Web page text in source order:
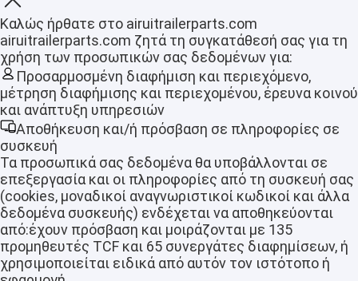
Καλώς ήρθατε στο airuitrailerparts.com
airuitrailerparts.com ζητά τη συγκατάθεσή σας για τη
χρήση των προσωπικών σας δεδομένων για:
Προσαρμοσμένη διαφήμιση και περιεχόμενο,
μέτρηση διαφήμισης και περιεχομένου, έρευνα κοινού
και ανάπτυξη υπηρεσιών
Αποθήκευση και/ή πρόσβαση σε πληροφορίες σε
συσκευή
Τα προσωπικά σας δεδομένα θα υποβάλλονται σε
επεξεργασία και οι πληροφορίες από τη συσκευή σας
(cookies, μοναδικοί αναγνωριστικοί κωδικοί και άλλα
δεδομένα συσκευής) ενδέχεται να αποθηκεύονται
από:έχουν πρόσβαση και μοιράζονται με 135
προμηθευτές TCF και 65 συνεργάτες διαφημίσεων, ή
χρησιμοποιείται ειδικά από αυτόν τον ιστότοπο ή